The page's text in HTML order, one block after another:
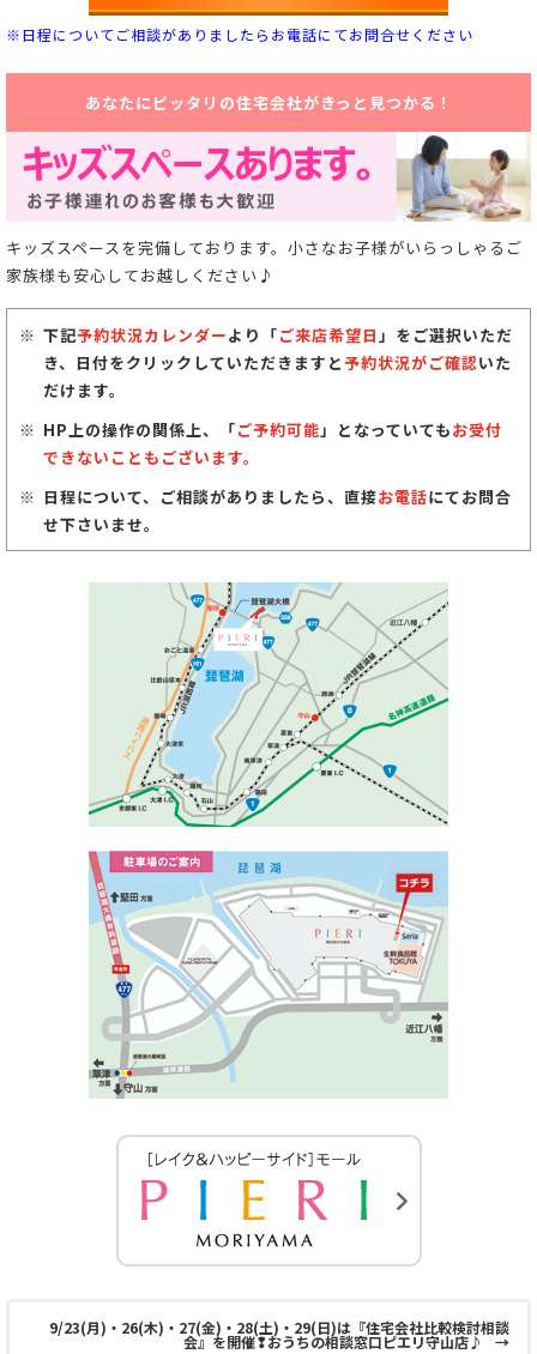
※日程についてご相談がありましたらお電話にてお問合せください
あなたにピッタリの住宅会社がきっと見つかる！
キッズスペースを完備しております。小さなお子様がいらっしゃるご
家族様も安心してお越しください♪
下記予約状況カレンダーより「ご来店希望日 」をご選択いただ
き、日付をクリックしていただきますと予約状況がご確認いた
だけます。
HP上の操作の関係上、「ご予約可能 」となっていてもお受付
できないこともございます。
日程について、ご相談がありましたら、直接お電話にてお問合
せ下さいませ。
9/23(月)・26(木)・27(金)・28(土)・29(日)は『住宅会社比較検討相談
会』を開催❢おうちの相談窓口ピエリ守山店♪ →